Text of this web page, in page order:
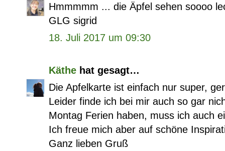
Hmmmmm ... die Äpfel sehen soooo
GLG sigrid
18. Juli 2017 um 09:30
Käthe hat gesagt…
Die Apfelkarte ist einfach nur super,
Leider finde ich bei mir auch so gar
Montag Ferien haben, muss ich auch
Ich freue mich aber auf schöne
Ganz lieben Gruß